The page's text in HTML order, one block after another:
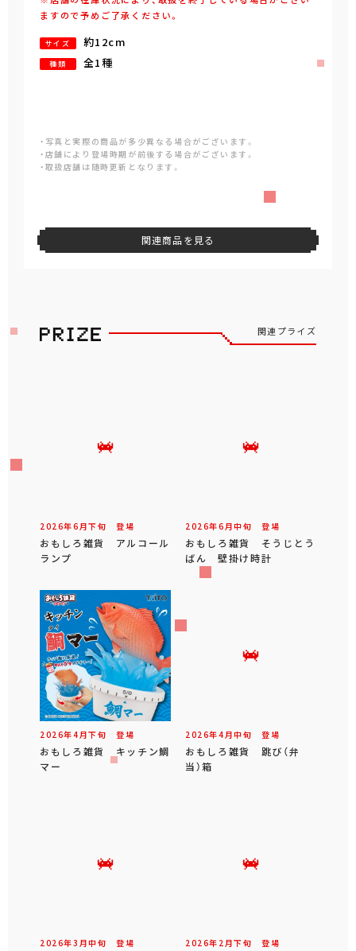
ますので予めご了承ください。
サイズ 約12cm
種類 全1種
・写真と実際の商品が多少異なる場合がございます。
・店舗により登場時期が前後する場合がございます。
・取扱店舗は随時更新となります。
関連商品を見る
関連プライズ
2026年6 月下旬 登場
おもしろ雑貨 アルコール
ランプ
2026年6 月中旬 登場
おもしろ雑貨 そうじとう
ばん 壁掛け時計
2026年4 月下旬 登場
おもしろ雑貨 キッチン鯛
マー
2026年4 月中旬 登場
おもしろ雑貨 跳び（弁
当）箱
2026年3 月中旬 登場 2026年 2 月下旬 登場